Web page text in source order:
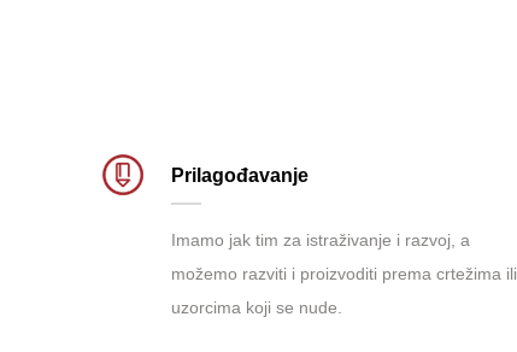
Prilagođavanje
Imamo jak tim za istraživanje i razvoj, a
možemo razviti i proizvoditi prema crtežima ili
uzorcima koji se nude.